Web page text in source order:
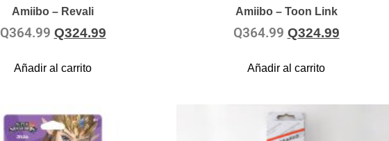
Amiibo – Revali
Q364.99 Q324.99
Añadir al carrito
Amiibo – Toon Link
Q364.99 Q324.99
Añadir al carrito